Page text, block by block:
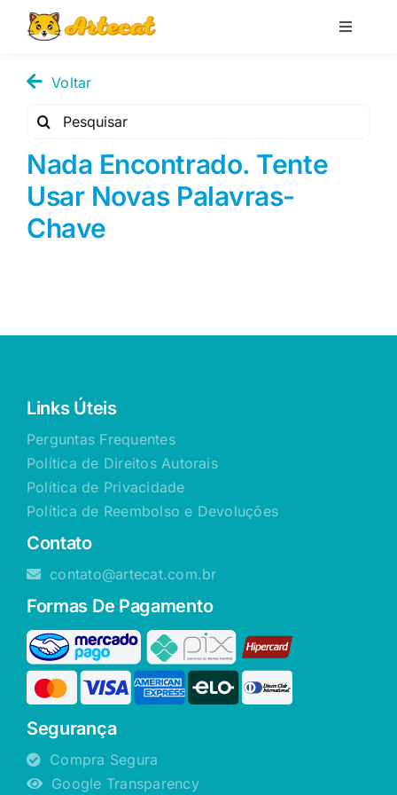
Pular
para
conteúdo
Toggle
Loja
Blog
Minha conta
Voltar
Pesquisar
Nada Encontrado. Tente
Usar Novas Palavras-
Chave
Links Úteis
Perguntas Frequentes
Política de Direitos Autorais
Política de Privacidade
Política de Reembolso e Devoluções
Contato
contato@artecat.com.br
Formas De Pagamento
Segurança
Compra Segura
Google Transparency